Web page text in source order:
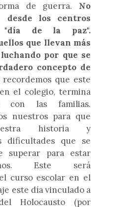
de guerra. No
desde los centros
"día de la paz".
que llevan más
por que se
concepto de
recordemos que este
el colegio, termina
con las familias.
nuestros para que
historia y
dificultades que se
superar para estar
Este será
curso escolar en el
este día vinculado a
Holocausto (por